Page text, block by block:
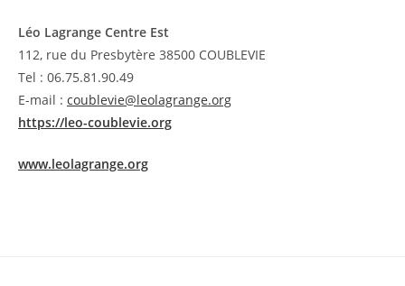
Léo Lagrange Centre Est
112, rue du Presbytère 38500 COUBLEVIE
Tel : 06.75.81.90.49
E-mail : coublevie@leolagrange.org
https://leo-coublevie.org
www.leolagrange.org